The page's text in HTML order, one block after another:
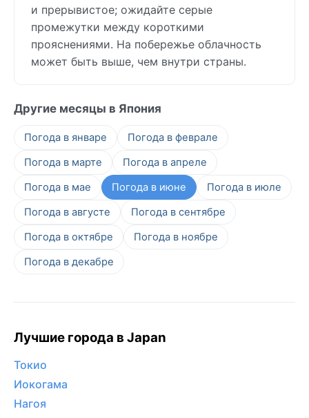
и прерывистое; ожидайте серые
промежутки между короткими
прояснениями. На побережье облачность
может быть выше, чем внутри страны.
Другие месяцы в Япония
Погода в январе
Погода в феврале
Погода в марте
Погода в апреле
Погода в мае
Погода в июне
Погода в июле
Погода в августе
Погода в сентябре
Погода в октябре
Погода в ноябре
Погода в декабре
Лучшие города в Japan
Токио
Иокогама
Нагоя